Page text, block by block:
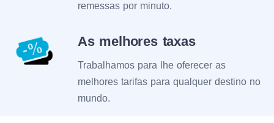
remessas por minuto.
As melhores taxas
Trabalhamos para lhe oferecer as
melhores tarifas para qualquer destino no
mundo.